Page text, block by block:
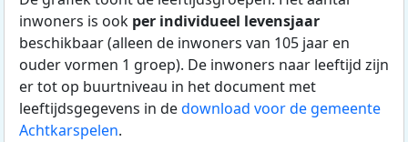
inwoners is ook per individueel levensjaar
beschikbaar (alleen de inwoners van 105 jaar en
ouder vormen 1 groep). De inwoners naar leeftijd zijn
er tot op buurtniveau in het document met
leeftijdsgegevens in dedownload voor de gemeente
Achtkarspelen.